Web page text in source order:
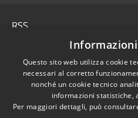
RSS
Cookie
Mappa del sito
Area Interna
Dichiarazione di
Questo sito web utilizza cookie
necessari al corretto
nonché un cookie tecnico
informazioni statistiche,
Per maggiori dettagli, può